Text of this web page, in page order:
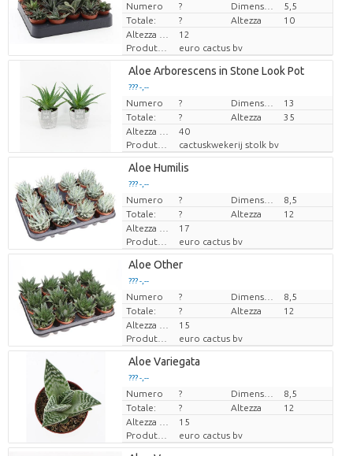
Prezzo x uno
Numero ?
5,5
Totale:
? Altezza
10
12
Produttore
euro cactus bv
Aloe Arborescens in Stone Look Pot
??? -,--
Prezzo x uno
Numero ?
13
Totale:
? Altezza
35
40
Produttore
cactuskwekerij stolk bv
Aloe Humilis
??? -,--
Prezzo x uno
Numero ?
8,5
Totale:
? Altezza
12
17
Produttore
euro cactus bv
Aloe Other
??? -,--
Prezzo x uno
Numero ?
8,5
Totale:
? Altezza
12
15
Produttore
euro cactus bv
Loading...
??? -,--
Prezzo x uno
Aloe Variegata
??? -,--
Prezzo x uno
Numero ?
8,5
Totale:
? Altezza
12
15
Produttore
euro cactus bv